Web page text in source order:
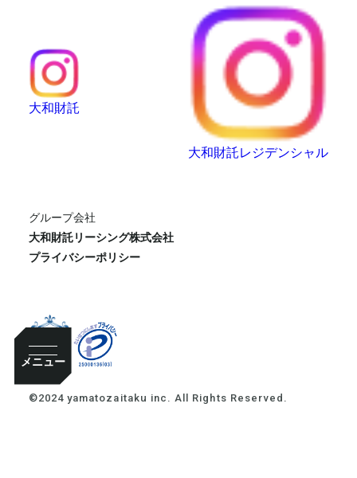
メニュー
大和財託
大和財託レジデンシャル
グループ会社
大和財託リーシング株式会社
プライバシーポリシー
©2024 yamatozaitaku inc. All Rights Reserved.